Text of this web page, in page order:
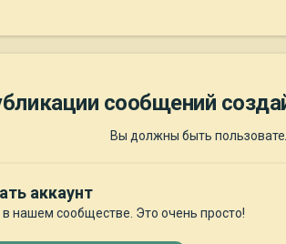
сообщений
Вы должны быть
аккаунт
в нашем сообществе. Это очень просто!